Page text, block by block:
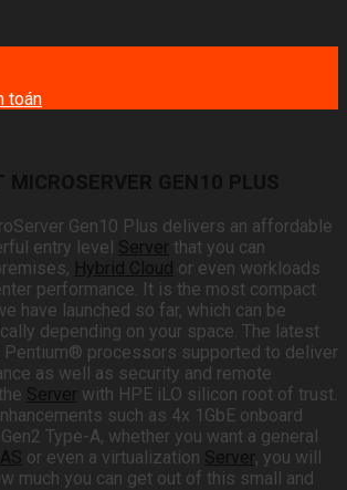
toán
Gen10 Plus delivers an affordable
entry level Server that you can
Hybrid Cloud or even workloads
performance. It is the most compact
have launched so far, which can be
depending on your space. The latest
Pentium® processors supported to deliver
as well as security and remote
Server with HPE iLO silicon root of trust.
such as 4x 1GbE onboard
Type-A, whether you want a general
or even a virtualization Server , you will
much you can get out of this small and